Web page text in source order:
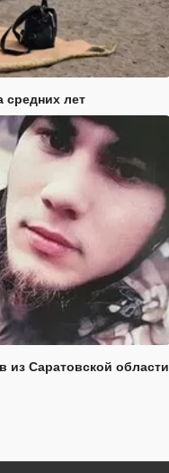
средних лет
из Саратовской области